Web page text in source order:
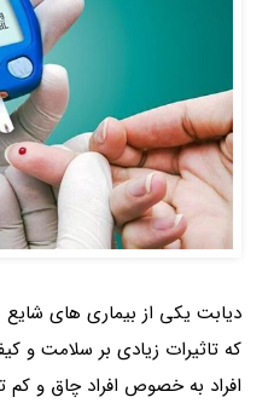
دیابت یکی از بیماری های
که تاثیرات زیادی بر سلامت و
افراد به خصوص افراد چاق و کم